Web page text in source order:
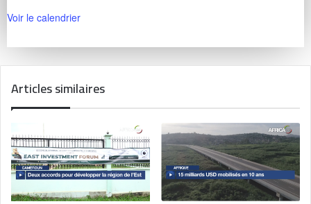
Voir le calendrier
Articles similaires